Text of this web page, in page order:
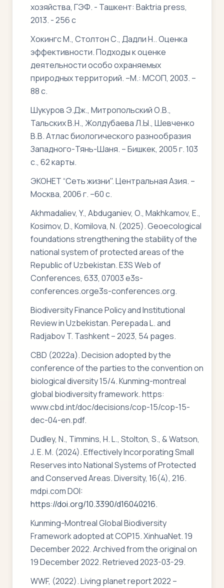
хозяйства, ГЭФ. - Ташкент: Baktria press,
2013. - 256 с
Хокингс М., Столтон С., Дадли Н.. Оценка
эффективности. Подходы к оценке
деятельности особо охраняемых
природных территорий. –М.: МСОП, 2003. –
88 с.
Шукуров Э.Дж., Митропольский О.В.,
Тальских В.Н., Жолдубаева Л.Ы., Шевченко
В.В. Атлас биологического разнообразия
Западного-Тянь-Шаня. – Бишкек, 2005 г. 103
с., 62 карты.
ЭКОНЕТ “Сеть жизни". Центральная Азия. –
Москва, 2006 г. –60 с.
Akhmadaliev, Y., Abduganiev, O., Makhkamov, E.,
Kosimov, D., Komilova, N. (2025). Geoecological
foundations strengthening the stability of the
national system of protected areas of the
Republic of Uzbekistan. E3S Web of
Conferences, 633, 07003 e3s-
conferences.orge3s-conferences.org.
Biodiversity Finance Policy and Institutional
Review in Uzbekistan. Perepada L. and
Radjabov T. Tashkent – 2023, 54 pages.
CBD (2022a). Decision adopted by the
conference of the parties to the convention on
biological diversity 15/4. Kunming-montreal
global biodiversity framework. https:
www.cbd.int/doc/decisions/cop-15/cop-15-
dec-04-en.pdf.
Dudley, N., Timmins, H. L., Stolton, S., & Watson,
J. E. M. (2024). Effectively Incorporating Small
Reserves into National Systems of Protected
and Conserved Areas. Diversity, 16(4), 216.
mdpi.com DOI:
https://doi.org/10.3390/d16040216.
Kunming-Montreal Global Biodiversity
Framework adopted at COP15. XinhuaNet. 19
December 2022. Archived from the original on
19 December 2022. Retrieved 2023-03-29.
WWF, (2022). Living planet report 2022 –